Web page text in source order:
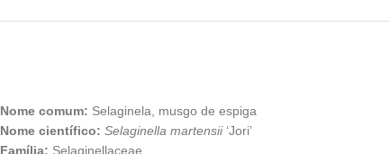
Nome comum: Selaginela, musgo de espiga
Nome científico: Selaginella martensii‘Jori’
Família: Selaginellaceae